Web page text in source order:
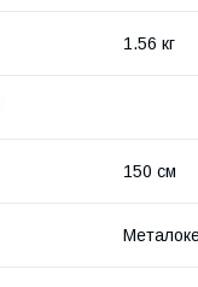
1.56 кг
150 см